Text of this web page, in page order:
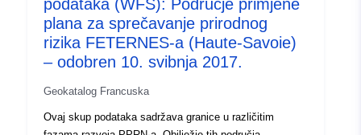
http://inspire.ec.europa.eu/
codelist/ResourceType/services
podataka (WFS): Područje primjene
plana za sprečavanje prirodnog
rizika FETERNES-a (Haute-Savoie)
– odobren 10. svibnja 2017.
Geokatalog Francuska
Ovaj skup podataka sadržava granice u različitim